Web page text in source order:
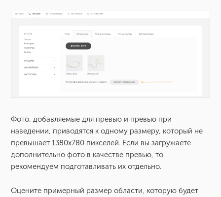
Фото, добавляемые для превью и превью при
наведении, приводятся к одному размеру, который не
превышает 1380х780 пикселей. Если вы загружаете
дополнительно фото в качестве превью, то
рекомендуем подготавливать их отдельно.
Оцените примерный размер области, которую будет